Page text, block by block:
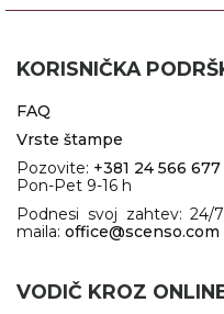
KORISNIČKA
FAQ
Vrste štampe
Pozovite: +381 24 566 677
Pon-Pet 9-16 h
Podnesi svoj zahtev:
maila: office@scenso.com
VODIČ KROZ